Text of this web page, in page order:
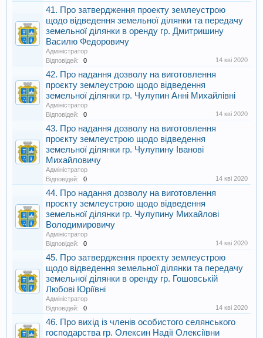
41. Про затвердження проекту землеустрою
щодо відведення земельної ділянки та передачу
земельної ділянки в оренду гр. Дмитришину
Василю Федоровичу
Адміністратор
Відповідей:
0 14 кві 2020
42. Про надання дозволу на виготовлення
проєкту землеустрою щодо відведення
земельної ділянки гр. Чулупин Анні Михайлівні
Адміністратор
Відповідей:
0 14 кві 2020
43. Про надання дозволу на виготовлення
проєкту землеустрою щодо відведення
земельної ділянки гр. Чулупину Іванові
Михайловичу
Адміністратор
Відповідей:
0 14 кві 2020
44. Про надання дозволу на виготовлення
проєкту землеустрою щодо відведення
земельної ділянки гр. Чулупину Михайлові
Володимировичу
Адміністратор
Відповідей:
0 14 кві 2020
45. Про затвердження проекту землеустрою
щодо відведення земельної ділянки та передачу
земельної ділянки в оренду гр. Гошовській
Любові Юріївні
Адміністратор
Відповідей:
0 14 кві 2020
46. Про вихід із членів особистого селянського
господарства гр. Олексин Надії Олексіївни